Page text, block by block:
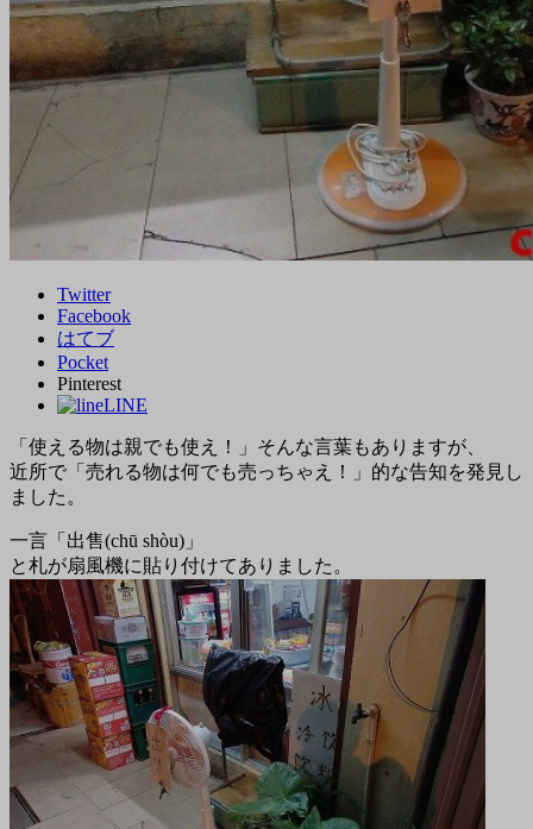
Twitter
Facebook
はてブ
Pocket
Pinterest
LINE
「使える物は親でも使え！」そんな言葉もありますが、
近所で「売れる物は何でも売っちゃえ！」的な告知を発見し
ました。
一言「出售(chū shòu)」
と札が扇風機に貼り付けてありました。